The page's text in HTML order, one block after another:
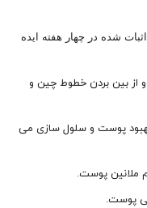
اثبات شده در چهار هفته ایده
از بین بردن خطوط چین و
که سبب بهبود پوست و سلول سازی می
ملانین پوست.
پوست.